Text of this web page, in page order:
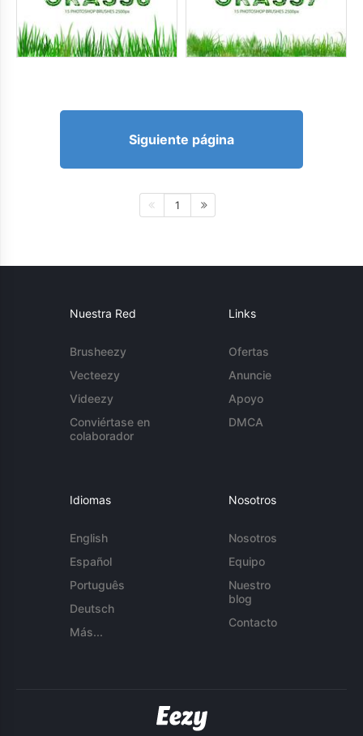
Siguiente página
1
Nuestra Red
Brusheezy
Vecteezy
Videezy
Conviértase en
colaborador
Links
Ofertas
Anuncie
Apoyo
DMCA
Idiomas
English
Español
Português
Deutsch
Más...
Nosotros
Nosotros
Equipo
Nuestro
blog
Contacto